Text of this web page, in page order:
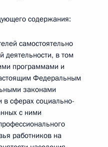
содержания:
самостоятельно
деятельности, в том
программами и
Федеральным
законами
в сферах социально-
с ними
работников на